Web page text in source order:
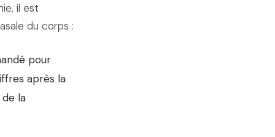
il est
du corps :
pour
après la
la